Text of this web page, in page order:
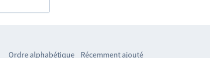
Ordre alphabétique Récemment ajouté